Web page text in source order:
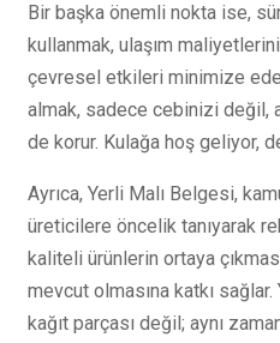
Bir başka önemli nokta ise,
kullanmak, ulaşım
çevresel etkileri minimize
almak, sadece cebinizi değil,
de korur. Kulağa hoş geliyor,
Ayrıca, Yerli Malı Belgesi,
üreticilere öncelik tanıyarak
kaliteli ürünlerin ortaya
mevcut olmasına katkı
kağıt parçası değil; aynı